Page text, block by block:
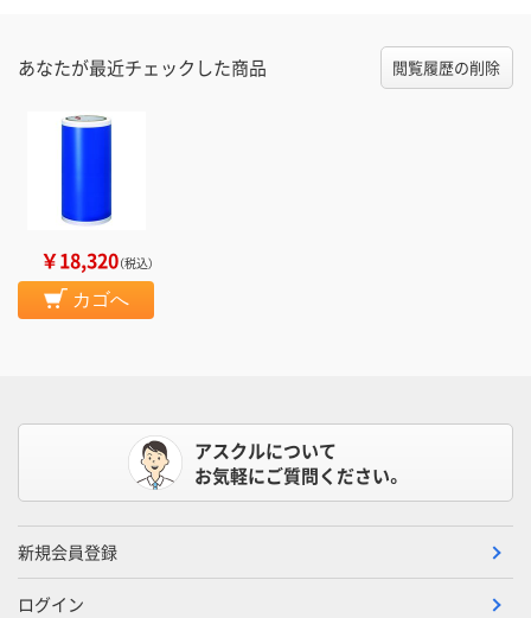
あなたが最近チェックした商品 閲覧履歴の削除
￥18,320（税込）
カゴへ
アスクルについて
お気軽にご質問ください。
新規会員登録
ログイン